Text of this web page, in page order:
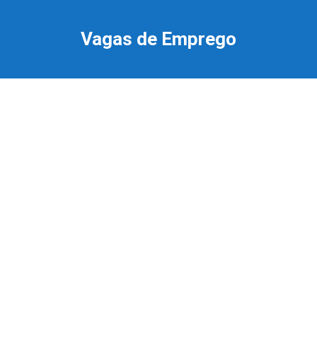
Vagas de Emprego